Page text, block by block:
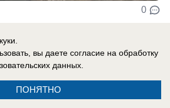
0
по логистике в
атакован склад
Тулой, боевики ВСУ
вы даете согласие на обработку
данных.
ПОНЯТНО